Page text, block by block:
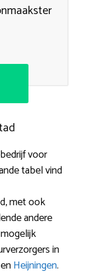
voor
tabel vind
met ook
andere
in
enHeijningen.